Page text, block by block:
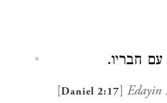
חבריו.
[Daniel 2:17] Edayin